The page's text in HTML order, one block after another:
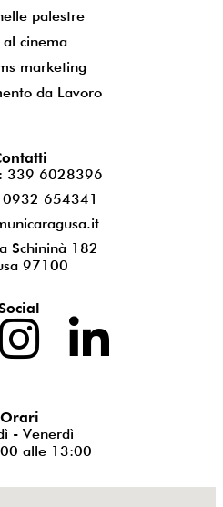
palestre
al cinema
marketing
da Lavoro
339 6028396
654341
Schininà 182
97100
Orari
- Venerdì
alle 13:00